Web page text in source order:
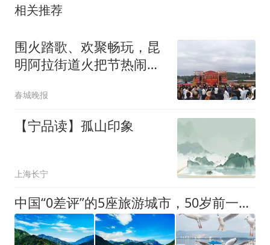
相关推荐
围火踏歌、欢聚畅玩，昆
明阿拉街道火把节热闹启
春城晚报
【宁品读】孤山印象
上海长宁
中国“0差评”的5座旅游城市，50岁前一定要去一次！